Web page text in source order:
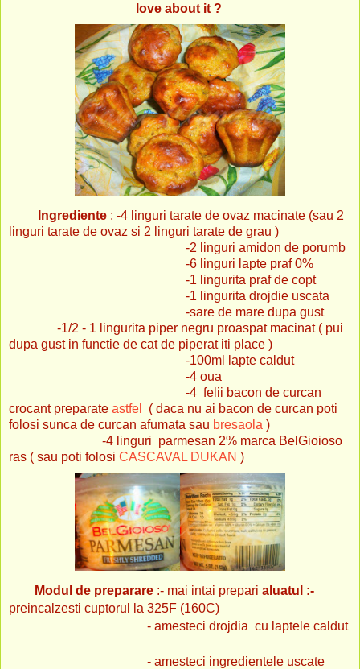
love about it ?
Ingrediente : -4 linguri tarate de ovaz macinate (sau 2
linguri tarate de ovaz si 2 linguri tarate de grau )
-2 linguri amidon de porumb
-6 linguri lapte praf 0%
-1 lingurita praf de copt
-1 lingurita drojdie uscata
-sare de mare dupa gust
-1/2 - 1 lingurita piper negru proaspat macinat ( pui
dupa gust in functie de cat de piperat iti place )
-100ml lapte caldut
-4 oua
-4 felii bacon de curcan
crocant preparate astfel
( daca nu ai bacon de curcan poti
folosi sunca de curcan afumata sau bresaola )
-4 linguri parmesan 2% marca BelGioioso
ras ( sau poti folosi CASCAVAL DUKAN )
Modul de preparare :- mai intai prepari aluatul :-
preincalzesti cuptorul la 325F (160C)
- amesteci drojdia cu laptele caldut
- amesteci ingredientele uscate